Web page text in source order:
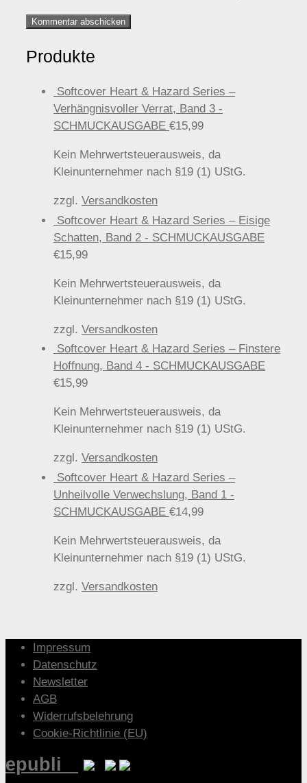
Produkte
Softcover Heart & Hazard Series –
Verhängnisvoller Verrat, Band 3 -
SCHMUCKAUSGABE €15,99
Kein Mehrwertsteuerausweis, da
Kleinunternehmer nach §19 (1) UStG.
zzgl. Versandkosten
Softcover Heart & Hazard Series – Eisige
Schatten, Band 2 - SCHMUCKAUSGABE
€15,99
Kein Mehrwertsteuerausweis, da
Kleinunternehmer nach §19 (1) UStG.
zzgl. Versandkosten
Softcover Heart & Hazard Series – Finstere
Hoffnung, Band 4 - SCHMUCKAUSGABE
€15,99
Kein Mehrwertsteuerausweis, da
Kleinunternehmer nach §19 (1) UStG.
zzgl. Versandkosten
Softcover Heart & Hazard Series –
Unheilvolle Verwechslung, Band 1 -
SCHMUCKAUSGABE €14,99
Kein Mehrwertsteuerausweis, da
Kleinunternehmer nach §19 (1) UStG.
zzgl. Versandkosten
Impressum
Datenschutz
Newsletter
AGB
Widerrufsbelehrung
Cookie-Richtlinie (EU)
epubli